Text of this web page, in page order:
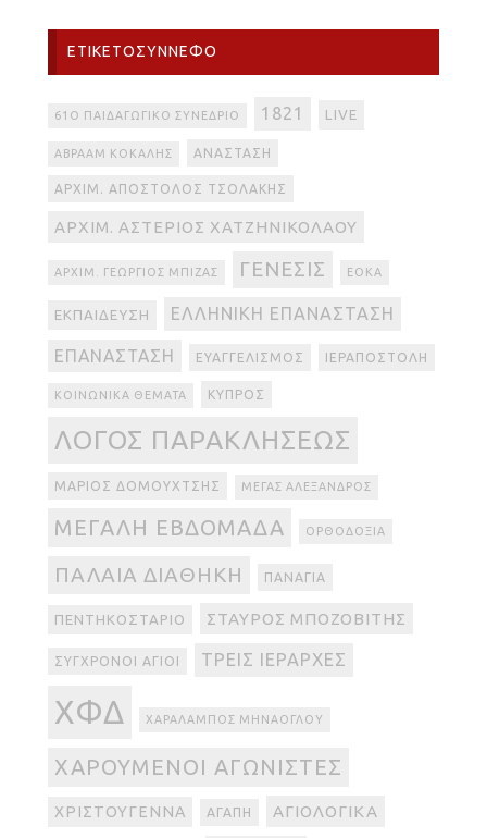
ΕΤΙΚΕΤΟΣΎΝΝΕΦΟ
61Ο ΠΑΙΔΑΓΩΓΙΚΌ ΣΥΝΈΔΡΙΟ 1821 LIVE
ΑΒΡΑΆΜ ΚΟΚΆΛΗΣ ΑΝΆΣΤΑΣΗ
ΑΡΧΙΜ. ΑΠΌΣΤΟΛΟΣ ΤΣΟΛΆΚΗΣ
ΑΡΧΙΜ. ΑΣΤΈΡΙΟΣ ΧΑΤΖΗΝΙΚΟΛΆΟΥ
ΑΡΧΙΜ. ΓΕΏΡΓΙΟΣ ΜΠΊΖΑΣ ΓΈΝΕΣΙΣ ΕΟΚΑ
ΕΚΠΑΊΔΕΥΣΗ ΕΛΛΗΝΙΚΉ ΕΠΑΝΆΣΤΑΣΗ
ΕΠΑΝΆΣΤΑΣΗ ΕΥΑΓΓΕΛΙΣΜΌΣ ΙΕΡΑΠΟΣΤΟΛΉ
ΚΟΙΝΩΝΙΚΆ ΘΈΜΑΤΑ ΚΎΠΡΟΣ
ΛΌΓΟΣ ΠΑΡΑΚΛΉΣΕΩΣ
ΜΆΡΙΟΣ ΔΟΜΟΥΧΤΣΉΣ ΜΈΓΑΣ ΑΛΈΞΑΝΔΡΟΣ
ΜΕΓΆΛΗ ΕΒΔΟΜΆΔΑ ΟΡΘΟΔΟΞΊΑ
ΠΑΛΑΙΆ ΔΙΑΘΉΚΗ ΠΑΝΑΓΊΑ
ΠΕΝΤΗΚΟΣΤΆΡΙΟ ΣΤΑΎΡΟΣ ΜΠΟΖΟΒΊΤΗΣ
ΣΎΓΧΡΟΝΟΙ ΆΓΙΟΙ ΤΡΕΙΣ ΙΕΡΆΡΧΕΣ
ΧΦΔ ΧΑΡΆΛΑΜΠΟΣ ΜΗΝΆΟΓΛΟΥ
ΧΑΡΟΎΜΕΝΟΙ ΑΓΩΝΙΣΤΈΣ
ΧΡΙΣΤΟΎΓΕΝΝΑ ΑΓΆΠΗ ΑΓΙΟΛΟΓΙΚΆ